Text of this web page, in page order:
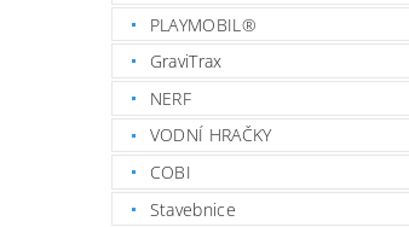
PLAYMOBIL®
GraviTrax
NERF
VODNÍ HRAČKY
COBI
Stavebnice